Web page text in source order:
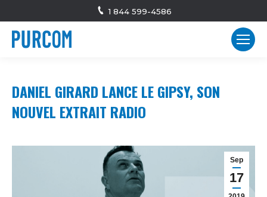
1 844 599-4586
DANIEL GIRARD LANCE LE GIPSY, SON
NOUVEL EXTRAIT RADIO
Sep
17